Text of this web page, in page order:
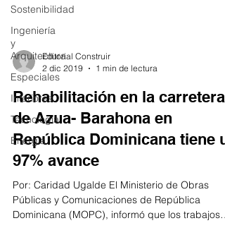
Sostenibilidad
Ingeniería
y
Arquitectura
Especiales
Interiores
Tecnología
Energía
Editorial Construir
2 dic 2019
1 min de lectura
Rehabilitación en la carretera
de Azua- Barahona en
República Dominicana tiene
97% avance
Por: Caridad Ugalde El Ministerio de Obras
Públicas y Comunicaciones de República
Dominicana (MOPC), informó que los trabajos